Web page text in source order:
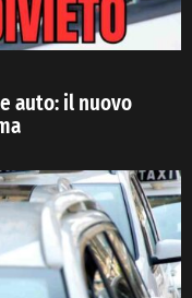
auto: il nuovo